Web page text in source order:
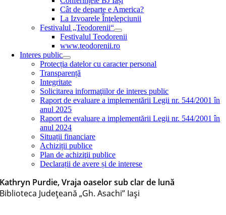
Cât de departe e America?
La Izvoarele Înţelepciunii
Festivalul „Teodorenii“
Festivalul Teodorenii
www.teodorenii.ro
Interes public
Protecția datelor cu caracter personal
Transparență
Integritate
Solicitarea informaţiilor de interes public
Raport de evaluare a implementării Legii nr. 544/2001 în
anul 2025
Raport de evaluare a implementării Legii nr. 544/2001 în
anul 2024
Situații financiare
Achiziții publice
Plan de achiziţii publice
Declarații de avere și de interese
Kathryn Purdie, Vraja oaselor sub clar de lună
Biblioteca Judeţeană „Gh. Asachi” Iaşi